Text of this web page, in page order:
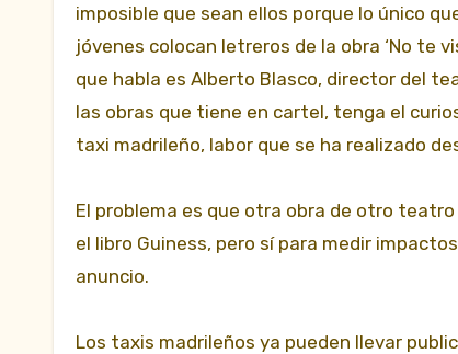
imposible que sean ellos porque lo único
jóvenes colocan letreros de la obra ‘No te
que habla es Alberto Blasco, director del
las obras que tiene en cartel, tenga el
taxi madrileño, labor que se ha realizado
El problema es que otra obra de otro
el libro Guiness, pero sí para medir
anuncio.
Los taxis madrileños ya pueden llevar